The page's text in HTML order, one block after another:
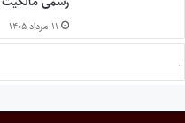
۱۱ مرداد ۱۴۰۵